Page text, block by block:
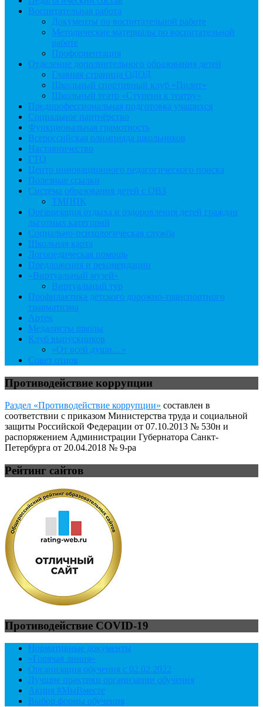
Воспитательная работа
Документы по воспитательной работе
Методические материалы по воспитательной
работе
Профориентация
Отделение дополнительного образования детей
Главная страница ОДОД
Школьный спортивный клуб «Пилот»
Школьный театр «Ступени к театру»
Предпрофессиональная подготовка учащихся
Социальное партнёрство
Функциональная грамотность
Всероссийская олимпиада школьников
Наставничество
ГТО
Центр инновационного педагогического поиска
Полезные ссылки
Система образования детей с ОВЗ
ТМППК
Организация отдыха и оздоровления детей граждан
льготных категорий
Социально-психологическая служба
Школьная карта
Логопедическая помощь
Предложения и рекомендации
«Виртуальный музей»
Виртуальный тур
Профилактика детского дорожно-транспортного
травматизма
Артек
Медалисты школы
Клуб выпускников
«От всей души…»
Совет отцов
Противодействие коррупции
Раздел «Противодействие коррупции» составлен в
соответствии с приказом Министерства труда и социальной
защиты Российской Федерации от 07.10.2013 № 530н и
распоряжением Администрации Губернатора Санкт-
Петербурга от 20.04.2018 № 9-ра
Рейтинг сайтов
Противодействие COVID-19
Нормативные документы
«Горячая линия»
Организация обучения с 02.02.2022
Лучшие практики организации обучения
Акция #МыВместе
Выбор формы обучения